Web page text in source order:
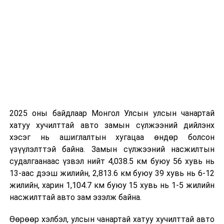
2025 оны байдлаар Монгол Улсын улсын чанартай
хатуу хучилттай авто замын сүлжээний дийлэнх
хэсэг нь ашиглалтын хугацаа өндөр болсон
үзүүлэлттэй байна. Замын сүлжээний насжилтын
судалгаанаас үзвэл нийт 4,038.5 км буюу 56 хувь нь
13-аас дээш жилийн, 2,813.6 км буюу 39 хувь нь 6-12
жилийн, харин 1,104.7 км буюу 15 хувь нь 1-5 жилийн
насжилттай авто зам эзэлж байна.
Өөрөөр хэлбэл, улсын чанартай хатуу хучилттай авто